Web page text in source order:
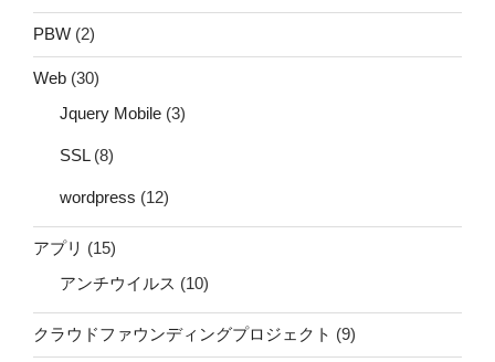
PBW (2)
Web (30)
Jquery Mobile (3)
SSL(8)
wordpress (12)
アプリ (15)
アンチウイルス (10)
クラウドファウンディングプロジェクト (9)